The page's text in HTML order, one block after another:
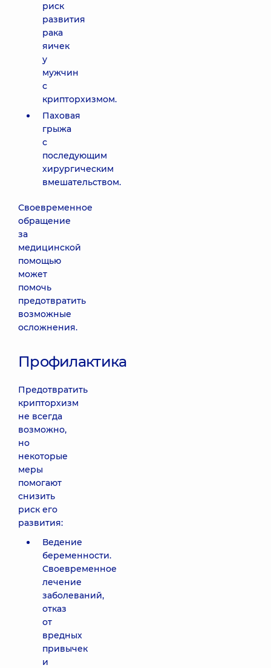
риск
развития
рака
яичек
у
мужчин
с
крипторхизмом.
Паховая
грыжа
с
последующим
хирургическим
вмешательством.
Своевременное
обращение
за
медицинской
помощью
может
помочь
предотвратить
возможные
осложнения.
Профилактика
Предотвратить
крипторхизм
не всегда
возможно,
но
некоторые
меры
помогают
снизить
риск его
развития:
Ведение
беременности.
Своевременное
лечение
заболеваний,
отказ
от
вредных
привычек
и